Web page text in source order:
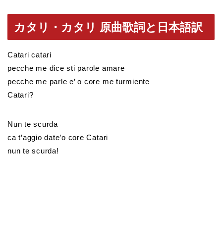
カタリ・カタリ 原曲歌詞と日本語訳
Catari catari
pecche me dice sti parole amare
pecche me parle e’ o core me turmiente
Catari?
Nun te scurda
ca t’aggio date’o core Catari
nun te scurda!